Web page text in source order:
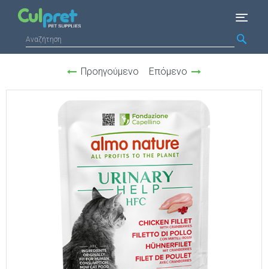
Προηγούμενο Επόμενο